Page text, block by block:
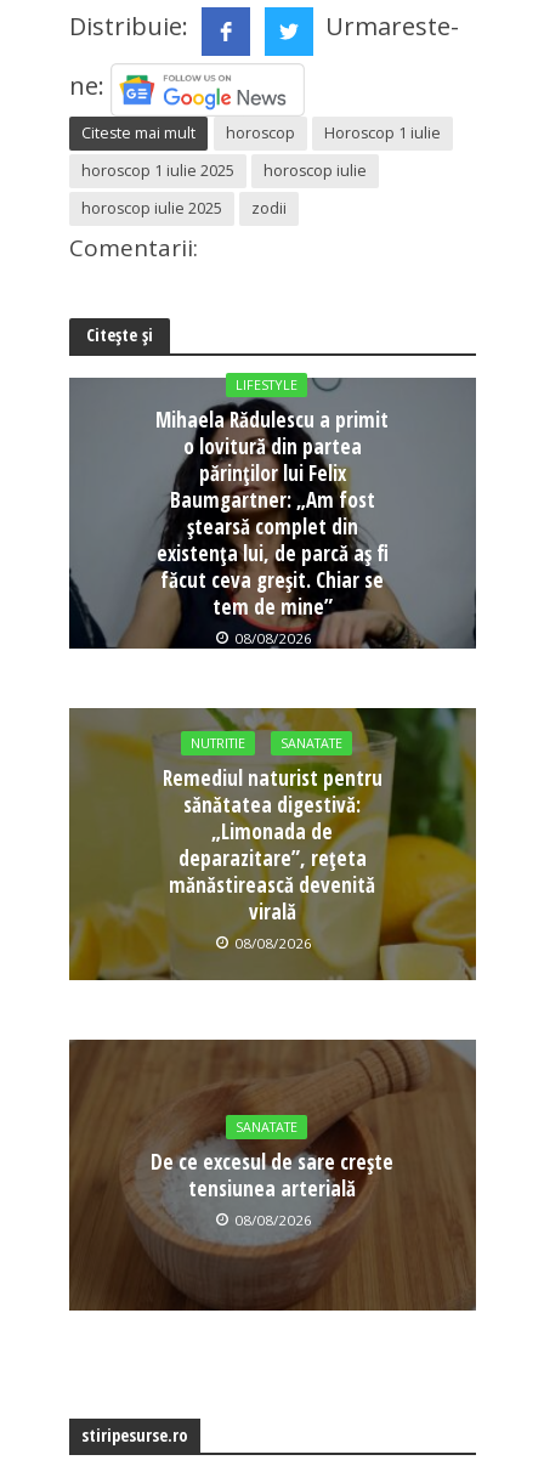
Distribuie:
Urmareste-
ne:
Citeste mai mult horoscop
Horoscop 1 iulie
horoscop 1 iulie 2025
horoscop iulie
horoscop iulie 2025
zodii
Comentarii:
Citește și
LIFESTYLE
Mihaela Rădulescu a primit
o lovitură din partea
părinților lui Felix
Baumgartner: „Am fost
ștearsă complet din
existența lui, de parcă aș fi
făcut ceva greșit. Chiar se
tem de mine”
08/08/2026
NUTRITIE SANATATE
Remediul naturist pentru
sănătatea digestivă:
„Limonada de
deparazitare”, rețeta
mănăstirească devenită
virală
08/08/2026
SANATATE
De ce excesul de sare crește
tensiunea arterială
08/08/2026
stiripesurse.ro